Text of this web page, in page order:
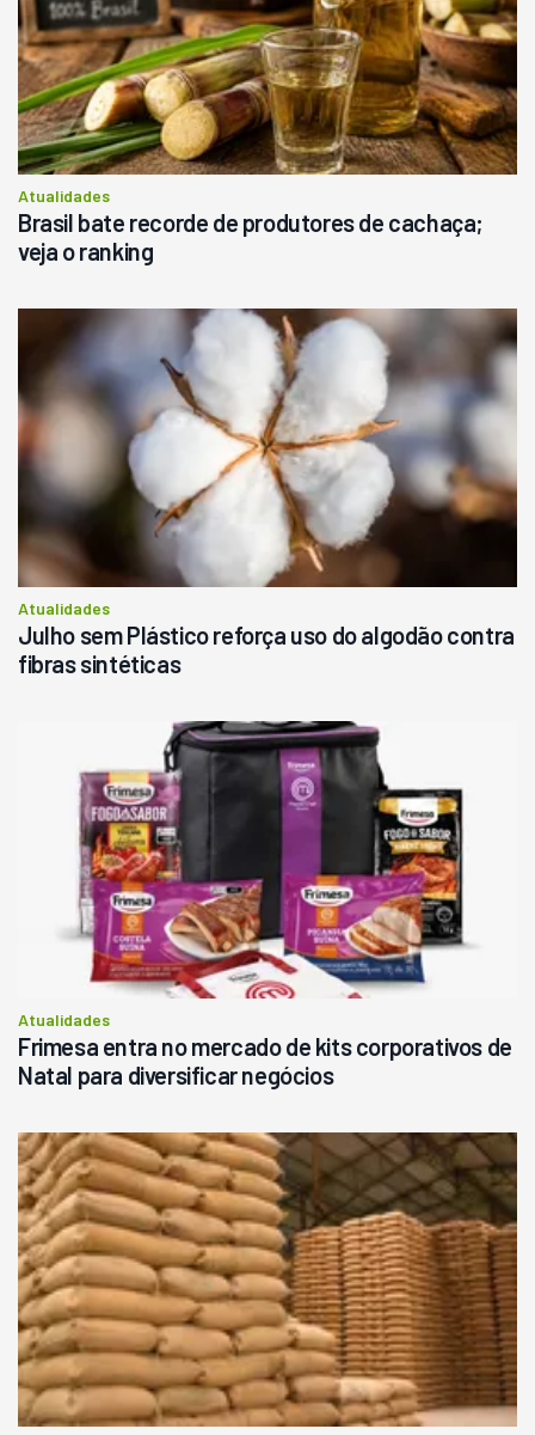
Atualidades
Brasil bate recorde de produtores de cachaça;
veja o ranking
Atualidades
Julho sem Plástico reforça uso do algodão contra
fibras sintéticas
Atualidades
Frimesa entra no mercado de kits corporativos de
Natal para diversificar negócios